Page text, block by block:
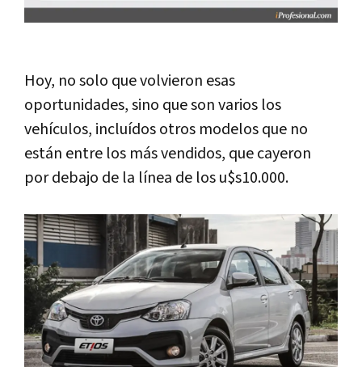
Hoy, no solo que volvieron esas
oportunidades, sino que son varios los
vehículos, incluídos otros modelos que no
están entre los más vendidos, que cayeron
por debajo de la línea de los u$s10.000.